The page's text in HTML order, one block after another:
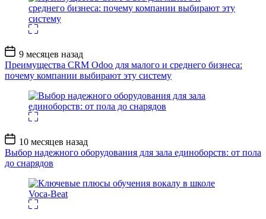
Дата
записи
9 месяцев назад
Преимущества CRM Odoo для малого и среднего бизнеса:
почему компании выбирают эту систему
Дата
записи
10 месяцев назад
Выбор надежного оборудования для зала единоборств: от пола
до снарядов